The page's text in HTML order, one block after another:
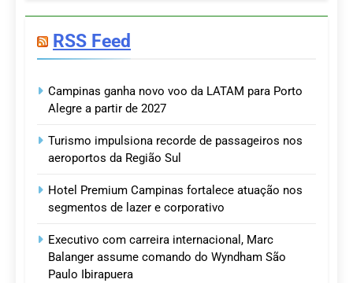
RSS Feed
Campinas ganha novo voo da LATAM para Porto
Alegre a partir de 2027
Turismo impulsiona recorde de passageiros nos
aeroportos da Região Sul
Hotel Premium Campinas fortalece atuação nos
segmentos de lazer e corporativo
Executivo com carreira internacional, Marc
Balanger assume comando do Wyndham São
Paulo Ibirapuera